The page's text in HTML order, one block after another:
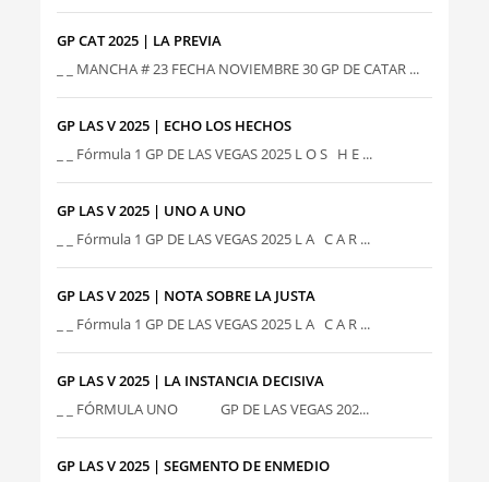
GP CAT 2025 | LA PREVIA
_ _ MANCHA # 23 FECHA NOVIEMBRE 30 GP DE CATAR ...
GP LAS V 2025 | ECHO LOS HECHOS
_ _ Fórmula 1 GP DE LAS VEGAS 2025 L O S H E ...
GP LAS V 2025 | UNO A UNO
_ _ Fórmula 1 GP DE LAS VEGAS 2025 L A C A R ...
GP LAS V 2025 | NOTA SOBRE LA JUSTA
_ _ Fórmula 1 GP DE LAS VEGAS 2025 L A C A R ...
GP LAS V 2025 | LA INSTANCIA DECISIVA
_ _ FÓRMULA UNO GP DE LAS VEGAS 202...
GP LAS V 2025 | SEGMENTO DE ENMEDIO